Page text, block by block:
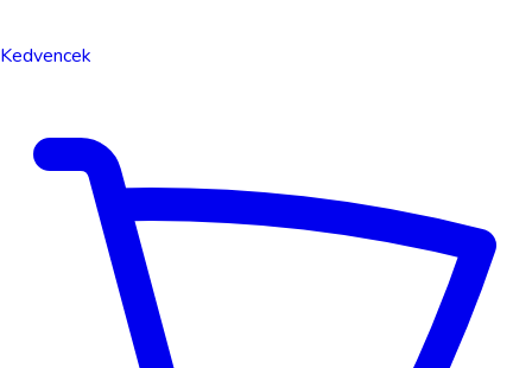
Kedvencek